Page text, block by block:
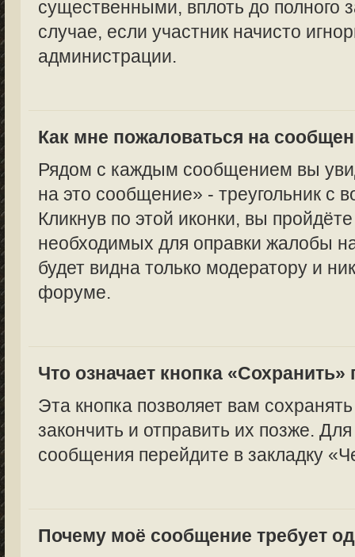
существенными, вплоть до полного
случае, если участник начисто
администрации.
Как мне пожаловаться на
Рядом с каждым сообщением вы
на это сообщение» - треугольник с
Кликнув по этой иконки, вы
необходимых для оправки жалобы
будет видна только модератору и
форуме.
Что означает кнопка
Эта кнопка позволяет вам
закончить и отправить их позже.
сообщения перейдите в закладку
Почему моё сообщение требует